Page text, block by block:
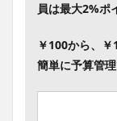
員は最大2%ポ
￥100から、￥
簡単に予算管